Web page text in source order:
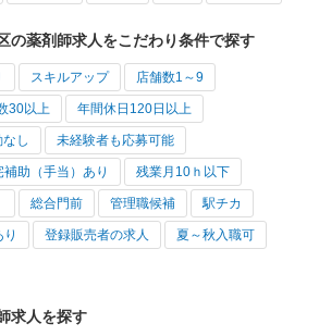
の薬剤師求人をこだわり条件で探す
スキルアップ 店舗数1～9
30以上 年間休日120日以上
し 未経験者も応募可能
補助（手当）あり 残業月10ｈ以下
総合門前 管理職候補 駅チカ
登録販売者の求人 夏～秋入職可
求人を探す